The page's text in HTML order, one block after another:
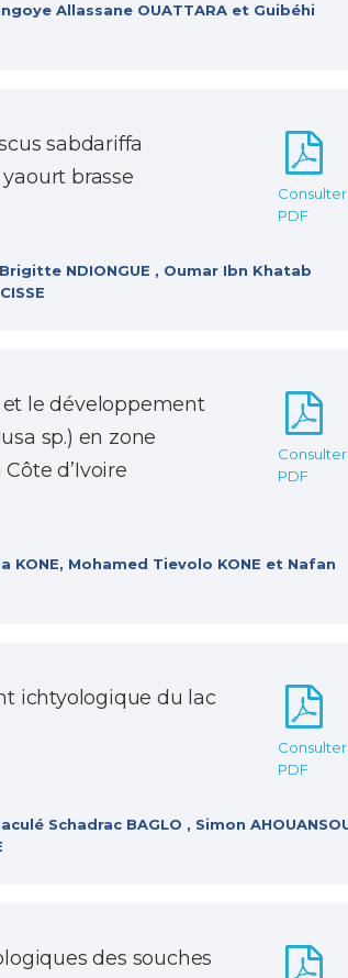
Allassane OUATTARA et Guibéhi
sabdariffa
brasse
PDF
NDIONGUE , Oumar Ibn Khatab
et le développement
sp.) en zone
d’Ivoire
PDF
KONE, Mohamed Tievolo KONE et Nafan
ichtyologique du lac
PDF
Schadrac BAGLO , Simon
des souches